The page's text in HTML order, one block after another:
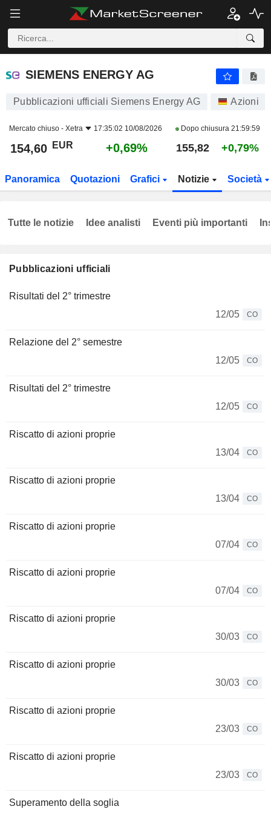
SIEMENS ENERGY AG
SIEMENS ENERGY AG
Pubblicazioni ufficiali Siemens Energy AG Azioni
Mercato chiuso - Xetra 17:35:02 10/08/2026 Dopo chiusura 21:59:59
154,60 EUR +0,69% 155,82 +0,79%
Panoramica Quotazioni Grafici Notizie Società
Pubblicazioni ufficiali
Risultati del 2° trimestre
12/05
CO
Relazione del 2° semestre
12/05
CO
Risultati del 2° trimestre
12/05
CO
Riscatto di azioni proprie
13/04
CO
Riscatto di azioni proprie
13/04
CO
Riscatto di azioni proprie
07/04
CO
Riscatto di azioni proprie
07/04
CO
Riscatto di azioni proprie
30/03
CO
Riscatto di azioni proprie
30/03
CO
Riscatto di azioni proprie
23/03
CO
Riscatto di azioni proprie
23/03
CO
Superamento della soglia
Tutte le notizie Idee analisti Eventi più importanti